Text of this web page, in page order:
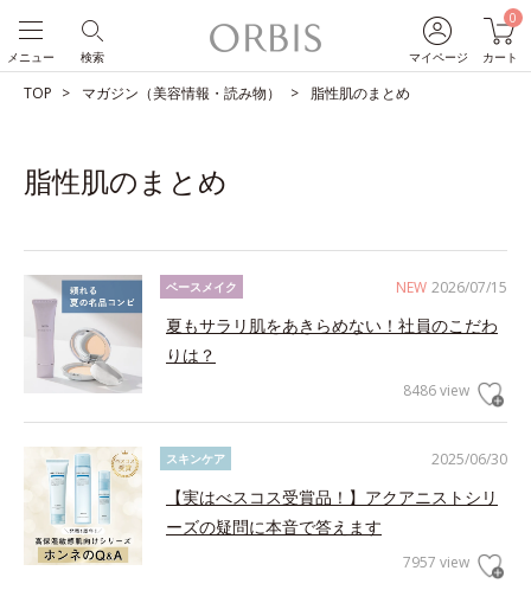
マイページ
0
カート
検索
メニュー
TOP マガジン（美容情報・読み物） 脂性肌のまとめ
脂性肌のまとめ
NEW 2026/07/15
ベースメイク
夏もサラリ肌をあきらめない！社員のこだわ
りは？
8486 view
2025/06/30
スキンケア
【実はべスコス受賞品！】アクアニストシリ
ーズの疑問に本音で答えます
7957 view